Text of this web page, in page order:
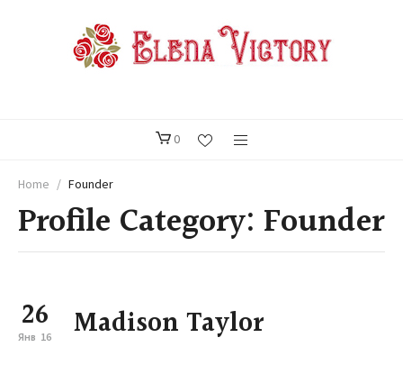
0
Home / Founder
Profile Category: Founder
26
Янв 16 Madison Taylor